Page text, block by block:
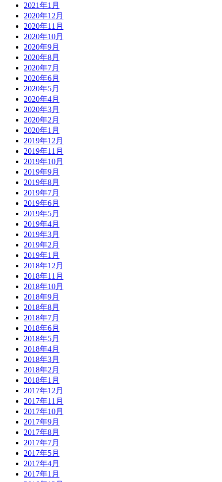
2021年1月
2020年12月
2020年11月
2020年10月
2020年9月
2020年8月
2020年7月
2020年6月
2020年5月
2020年4月
2020年3月
2020年2月
2020年1月
2019年12月
2019年11月
2019年10月
2019年9月
2019年8月
2019年7月
2019年6月
2019年5月
2019年4月
2019年3月
2019年2月
2019年1月
2018年12月
2018年11月
2018年10月
2018年9月
2018年8月
2018年7月
2018年6月
2018年5月
2018年4月
2018年3月
2018年2月
2018年1月
2017年12月
2017年11月
2017年10月
2017年9月
2017年8月
2017年7月
2017年5月
2017年4月
2017年1月